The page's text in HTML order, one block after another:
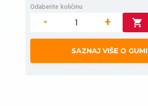
Odaberite količinu
- +
SAZNAJ VIŠE O GUMI